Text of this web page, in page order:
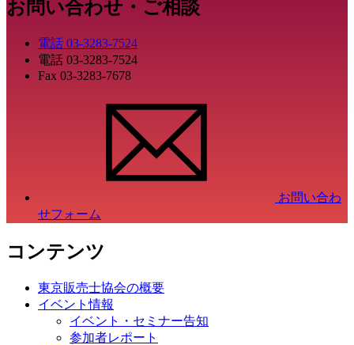
お問い合わせ・ご相談
電話 03-3283-7524
電話 03-3283-7524
Fax 03-3283-7678
お問い合わ
せフォーム
コンテンツ
東京販売士協会の概要
イベント情報
イベント・セミナー告知
参加者レポート